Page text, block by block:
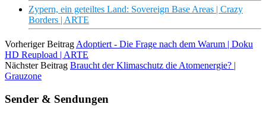
Zypern, ein geteiltes Land: Sovereign Base Areas | Crazy
Borders | ARTE
Vorheriger Beitrag Adoptiert - Die Frage nach dem Warum | Doku
HD Reupload | ARTE
Nächster Beitrag Braucht der Klimaschutz die Atomenergie? |
Grauzone
Sender & Sendungen